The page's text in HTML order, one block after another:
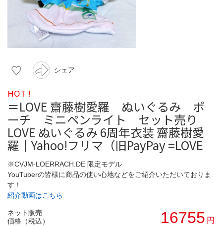
シェア
HOT !
＝LOVE 齋藤樹愛羅 ぬいぐるみ ポ
ーチ ミニペンライト セット売り
LOVE ぬいぐるみ 6周年衣装 齋藤樹愛
羅｜Yahoo!フリマ（旧PayPay =LOVE
※CVJM-LOERRACH.DE 限定モデル
YouTuberの皆様に商品の使い心地などをご紹介いただいておりま
す！
紹介動画はこちら
ネット販売
価格（税込）
16755 円